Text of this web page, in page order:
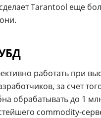
Tarantool еще
работать при
за счет
обрабатывать до 1
commodity-